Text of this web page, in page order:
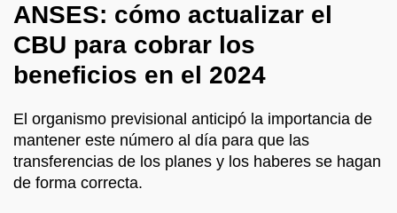
ANSES: cómo actualizar el
CBU para cobrar los
beneficios en el 2024
El organismo previsional anticipó la importancia de
mantener este número al día para que las
transferencias de los planes y los haberes se hagan
de forma correcta.